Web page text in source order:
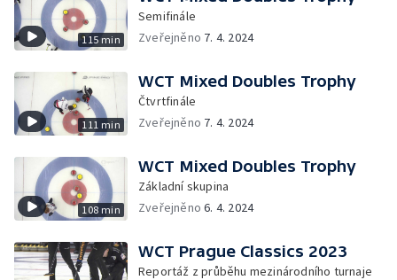
115 min
Semifinále
Zveřejněno 7. 4. 2024
111 min
WCT Mixed Doubles Trophy
Čtvrtfinále
Zveřejněno 7. 4. 2024
108 min
WCT Mixed Doubles Trophy
Základní skupina
Zveřejněno6. 4. 2024
WCT Prague Classics 2023
Reportáž z průběhu mezinárodního turnaje